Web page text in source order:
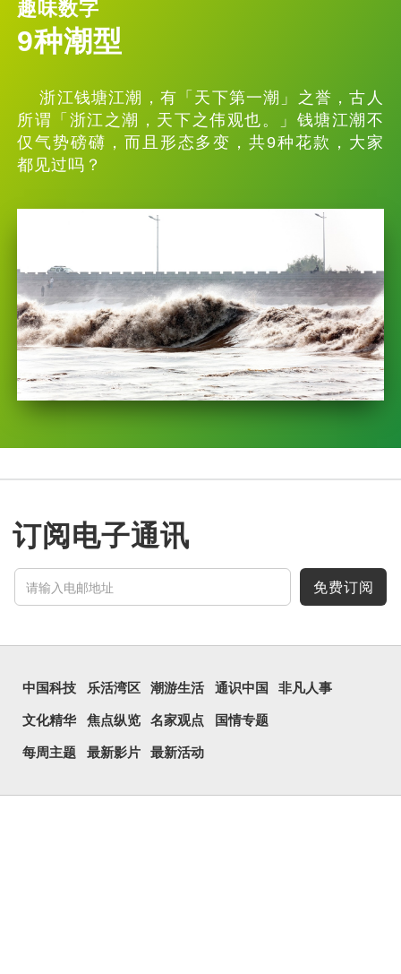
趣味数字
9种潮型
浙江钱塘江潮，有「天下第一潮」之誉，古人
所谓「浙江之潮，天下之伟观也。」钱塘江潮不
仅气势磅礴，而且形态多变，共9种花款，大家
都见过吗？
订阅电子通讯
免费订阅
中国科技 乐活湾区 潮游生活 通识中国 非凡人事
文化精华 焦点纵览 名家观点 国情专题
每周主题 最新影片 最新活动